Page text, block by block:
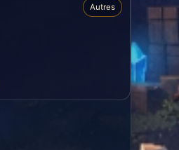
Autres